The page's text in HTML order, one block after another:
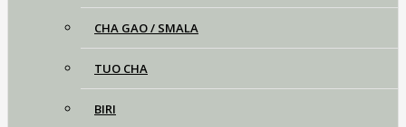
CHA GAO / SMALA
TUO CHA
BIRI